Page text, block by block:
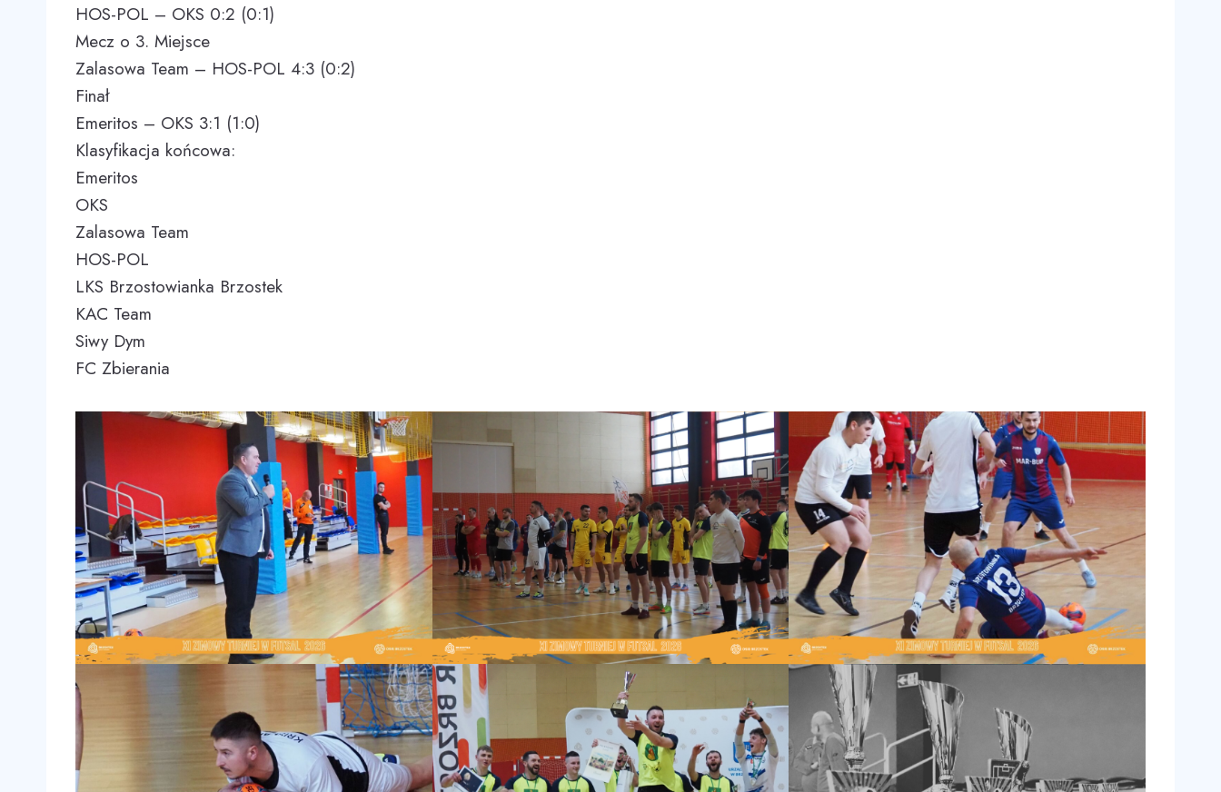
HOS-POL – OKS 0:2 (0:1)
Mecz o 3. Miejsce
Zalasowa Team – HOS-POL 4:3 (0:2)
Finał
Emeritos – OKS 3:1 (1:0)
Klasyfikacja końcowa:
Emeritos
OKS
Zalasowa Team
HOS-POL
LKS Brzostowianka Brzostek
KAC Team
Siwy Dym
FC Zbierania